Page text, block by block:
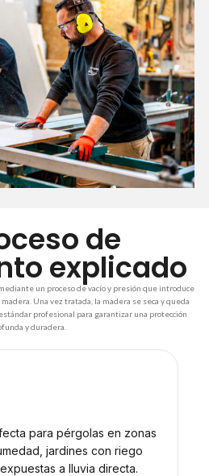
de
explicado
un proceso de vacío y presión que introduce
Una vez tratada, la madera se seca y queda
profesional para garantizar una protección
y duradera.
para pérgolas en zonas
jardines con riego
a lluvia directa.